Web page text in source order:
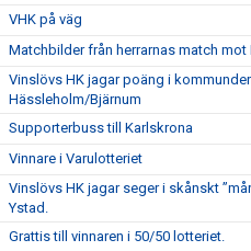
VHK på väg
Matchbilder från herrarnas match mot
Vinslövs HK jagar poäng i
Hässleholm/Bjärnum
Supporterbuss till Karlskrona
Vinnare i Varulotteriet
Vinslövs HK jagar seger i skånskt
Ystad.
Grattis till vinnaren i 50/50 lotteriet.